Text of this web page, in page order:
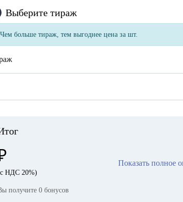
Выберите тираж
Чем больше тираж, тем выгоднее цена за шт.
НДС 20%)
получите 0 бонусов
Показать полное